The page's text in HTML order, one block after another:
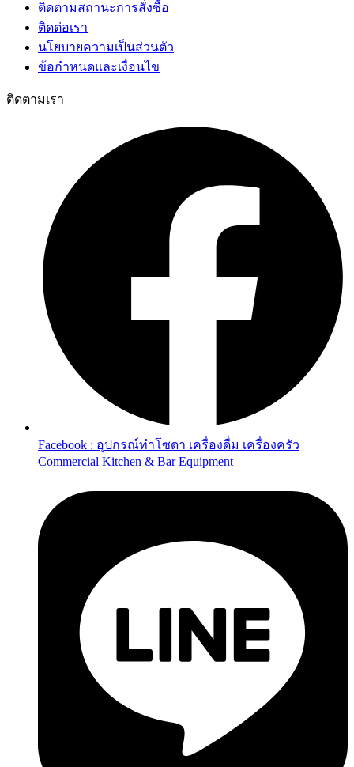
ติดตามสถานะการสั่งซื้อ
ติดต่อเรา
นโยบายความเป็นส่วนตัว
ข้อกำหนดและเงื่อนไข
ติดตามเรา
Facebook : อุปกรณ์ทำโซดา เครื่องดื่ม เครื่องครัว
Commercial Kitchen & Bar Equipment